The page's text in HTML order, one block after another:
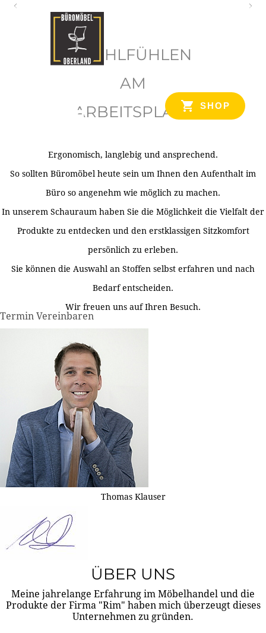
SHOP
WOHLFÜHLEN
AM
ARBEITSPLATZ
Ergonomisch, langlebig und ansprechend.
So sollten Büromöbel heute sein um Ihnen den Aufenthalt im
Büro so angenehm wie möglich zu machen.
In unserem Schauraum haben Sie die Möglichkeit die Vielfalt der
Produkte zu entdecken und den erstklassigen Sitzkomfort
persönlich zu erleben.
Sie können die Auswahl an Stoffen selbst erfahren und nach
Bedarf entscheiden.
Wir freuen uns auf Ihren Besuch.
Termin Vereinbaren
Thomas Klauser
ÜBER UNS
Meine jahrelange Erfahrung im Möbelhandel und die
Produkte der Firma "Rim" haben mich überzeugt dieses
Unternehmen zu gründen.